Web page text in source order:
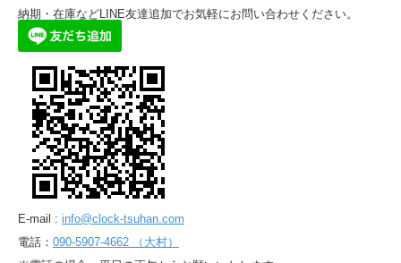
納期・在庫などLINE友達追加でお気軽にお問い合わせください。
E-mail : info@clock-tsuhan.com
電話： 090-5907-4662 （大村）